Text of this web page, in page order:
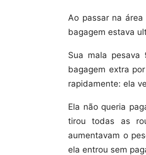
Ao passar na
bagagem estava
Sua mala
bagagem extra
rapidamente: ela
Ela não queria
tirou todas as
aumentavam o
ela entrou sem